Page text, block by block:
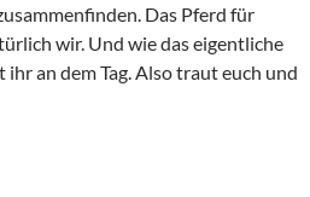
Das Pferd für
wir. Und wie das eigentliche
an dem Tag. Also traut euch und